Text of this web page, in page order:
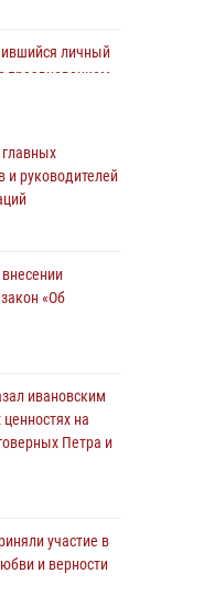
личный
празднованием
помощь
стало плохо во
принял
«Каникулы с
в Ивановской
в
и руководителей
«Об
ивановским
на
Петра и
участие в
и верности